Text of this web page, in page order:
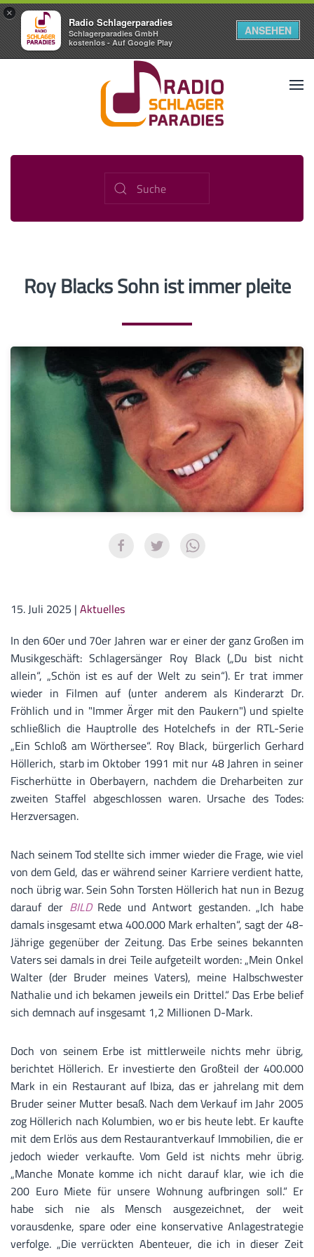
×
Radio Schlagerparadies
Schlagerparadies GmbH
kostenlos - Auf Google Play
ANSEHEN
Roy Blacks Sohn ist immer pleite
15. Juli 2025 | Aktuelles
In den 60er und 70er Jahren war er einer der ganz Großen im
Musikgeschäft: Schlagersänger Roy Black („Du bist nicht
allein“, „Schön ist es auf der Welt zu sein“). Er trat immer
wieder in Filmen auf (unter anderem als Kinderarzt Dr.
Fröhlich und in "Immer Ärger mit den Paukern") und spielte
schließlich die Hauptrolle des Hotelchefs in der RTL-Serie
„Ein Schloß am Wörthersee“. Roy Black, bürgerlich Gerhard
Höllerich, starb im Oktober 1991 mit nur 48 Jahren in seiner
Fischerhütte in Oberbayern, nachdem die Dreharbeiten zur
zweiten Staffel abgeschlossen waren. Ursache des Todes:
Herzversagen.
Nach seinem Tod stellte sich immer wieder die Frage, wie viel
von dem Geld, das er während seiner Karriere verdient hatte,
noch übrig war. Sein Sohn Torsten Höllerich hat nun in Bezug
darauf der BILDRede und Antwort gestanden. „Ich habe
damals insgesamt etwa 400.000 Mark erhalten“, sagt der 48-
Jährige gegenüber der Zeitung. Das Erbe seines bekannten
Vaters sei damals in drei Teile aufgeteilt worden: „Mein Onkel
Walter (der Bruder meines Vaters), meine Halbschwester
Nathalie und ich bekamen jeweils ein Drittel.“ Das Erbe belief
sich demnach auf insgesamt 1,2 Millionen D-Mark.
Doch von seinem Erbe ist mittlerweile nichts mehr übrig,
berichtet Höllerich. Er investierte den Großteil der 400.000
Mark in ein Restaurant auf Ibiza, das er jahrelang mit dem
Bruder seiner Mutter besaß. Nach dem Verkauf im Jahr 2005
zog Höllerich nach Kolumbien, wo er bis heute lebt. Er kaufte
mit dem Erlös aus dem Restaurantverkauf Immobilien, die er
jedoch wieder verkaufte. Vom Geld ist nichts mehr übrig.
„Manche Monate komme ich nicht darauf klar, wie ich die
200 Euro Miete für unsere Wohnung aufbringen soll.“ Er
habe sich nie als Mensch ausgezeichnet, der weit
vorausdenke, spare oder eine konservative Anlagestrategie
verfolge. „Die verrückten Abenteuer, die ich in dieser Zeit